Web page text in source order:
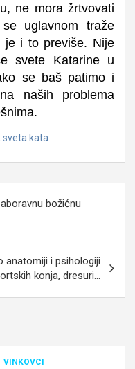
ne mora žrtvovati
uglavnom traže
je i to previše. Nije
svete Katarine u
se baš patimo i
naših problema
sveta kata
božićnu
anatomiji i psihologiji
konja, dresuri…
VINKOVCI